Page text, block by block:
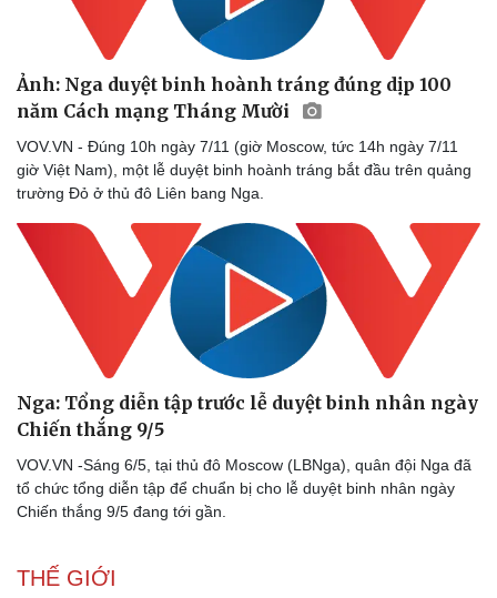
Ảnh: Nga duyệt binh hoành tráng đúng dịp 100
năm Cách mạng Tháng Mười
VOV.VN - Đúng 10h ngày 7/11 (giờ Moscow, tức 14h ngày 7/11
giờ Việt Nam), một lễ duyệt binh hoành tráng bắt đầu trên quảng
trường Đỏ ở thủ đô Liên bang Nga.
Nga: Tổng diễn tập trước lễ duyệt binh nhân ngày
Chiến thắng 9/5 ​
VOV.VN -Sáng 6/5, tại thủ đô Moscow (LBNga), quân đội Nga đã
tổ chức tổng diễn tập để chuẩn bị cho lễ duyệt binh nhân ngày
Chiến thắng 9/5 đang tới gần.
THẾ GIỚI